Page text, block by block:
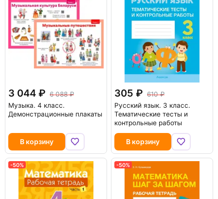
3 044
6 088
Музыка. 4 класс.
Демонстрационные плакаты
В корзину
305
610
Русский язык. 3 класс.
Тематические тесты и
контрольные работы
В корзину
-50% -50%